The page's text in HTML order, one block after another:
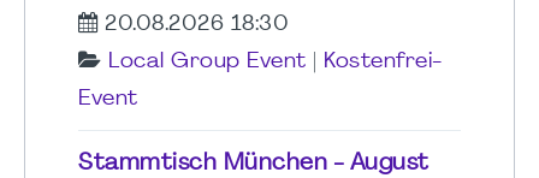
20.08.2026 18:30
Local Group Event
Kostenfrei-
Event
Stammtisch München - August